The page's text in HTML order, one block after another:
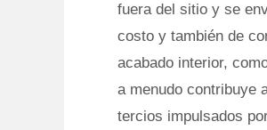
fuera del sitio y se
costo y también de
acabado interior,
a menudo contribuye
tercios impulsados